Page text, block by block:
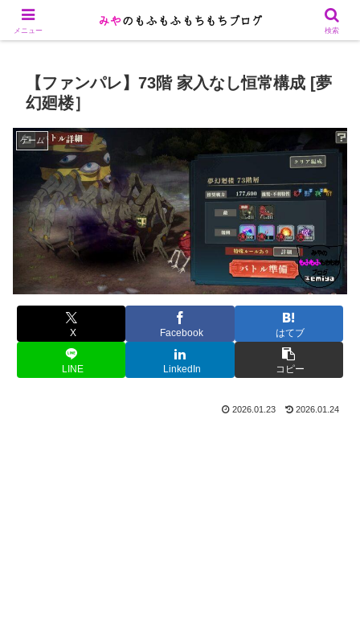
Microsoft 365関連や、ゲーム攻略を記載します
【ファンパレ】73階 家入なし恒常構成 [夢
幻廻楼］
ゲーム
X Facebook はてブ
LINE LinkedIn コピー
2026.01.23 2026.01.24
メニュー 検索